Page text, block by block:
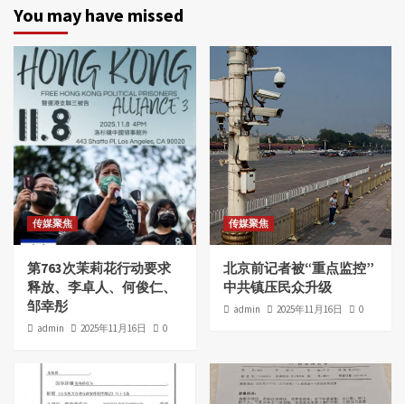
You may have missed
传媒聚焦
第763次茉莉花行动要求
释放、李卓人、何俊仁、
邹幸彤
admin 2025年11月16日 0
传媒聚焦
北京前记者被“重点监控”
中共镇压民众升级
admin 2025年11月16日 0